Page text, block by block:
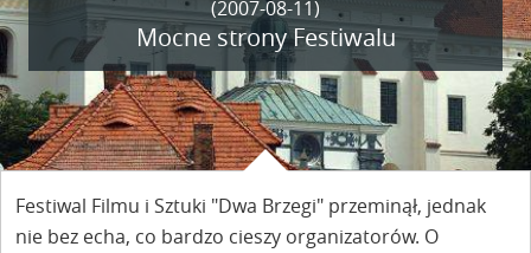
(2007-08-11)
Mocne strony Festiwalu
Festiwal Filmu i Sztuki "Dwa Brzegi" przeminął, jednak
nie bez echa, co bardzo cieszy organizatorów. O